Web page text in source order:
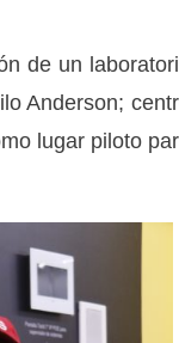
de un
Anderson;
lugar piloto